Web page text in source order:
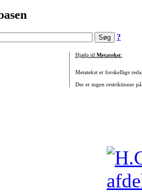
?
Hjælp til Metatekst:
Metatekst er forskellige
Der er ingen restriktioner